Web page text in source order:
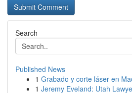
Search
Published News
1 Grabado y corte láser en
1 Jeremy Eveland: Utah